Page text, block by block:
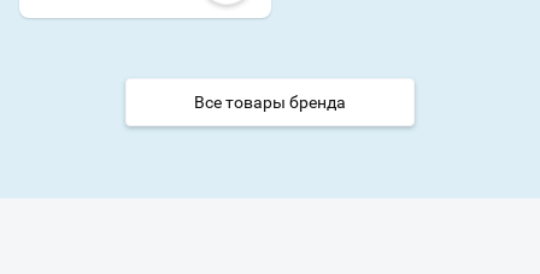
Все товары бренда